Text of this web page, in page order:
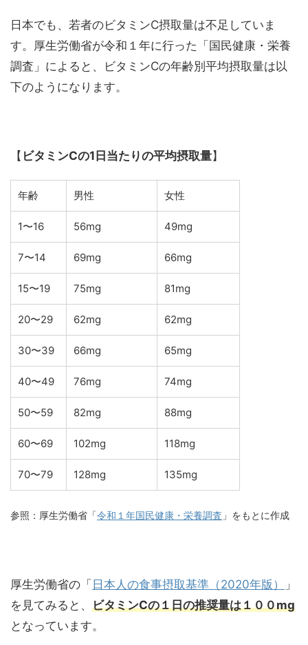
日本でも、若者のビタミンC摂取量は不足していま
す。厚生労働省が令和１年に行った「国民健康・栄養
調査」によると、ビタミンCの年齢別平均摂取量は以
下のようになります。
【 ビタミンCの1日当たりの平均摂取量】
年齢 男性 女性
1〜16 56mg 49mg
7〜14 69mg 66mg
15〜19 75mg 81mg
20〜29 62mg 62mg
30〜39 66mg 65mg
40〜49 76mg 74mg
50〜59 82mg 88mg
60〜69 102mg 118mg
70〜79 128mg 135mg
参照：厚生労働省「令和１年国民健康・栄養調査 」をもとに作成
厚生労働省の「 日本人の食事摂取基準（2020年版）
」
を見てみると、 ビタミンCの１日の推奨量は１００mg
となっています。